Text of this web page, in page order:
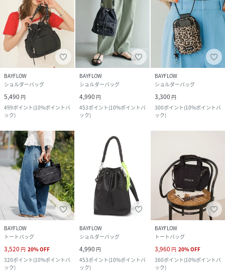
BAYFLOW
ショルダーバッグ
5,490 円
499ポイント(10%ポイントバ
ック)
BAYFLOW
ショルダーバッグ
4,990 円
453ポイント(10%ポイントバ
ック)
BAYFLOW
ショルダーバッグ
3,300 円
300ポイント(10%ポイントバ
ック)
BAYFLOW
トートバッグ
3,520 円 20%OFF
320ポイント(10%ポイントバ
ック)
BAYFLOW
ショルダーバッグ
4,990 円
453ポイント(10%ポイントバ
ック)
BAYFLOW
トートバッグ
3,960 円 20%OFF
360ポイント(10%ポイントバ
ック)